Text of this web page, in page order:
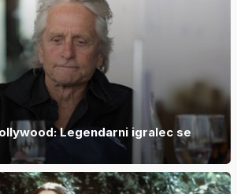
Legendarni igralec se